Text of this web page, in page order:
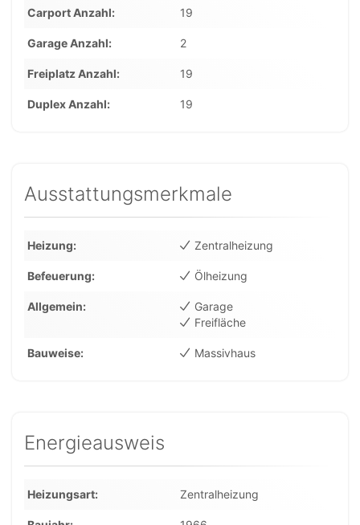
Carport Anzahl 19
Garage Anzahl 2
Freiplatz Anzahl 19
Duplex Anzahl 19
Ausstattungsmerkmale
Heizung Zentralheizung
Befeuerung Ölheizung
Allgemein
Garage
Freifläche
Bauweise Massivhaus
Energieausweis
Heizungsart Zentralheizung